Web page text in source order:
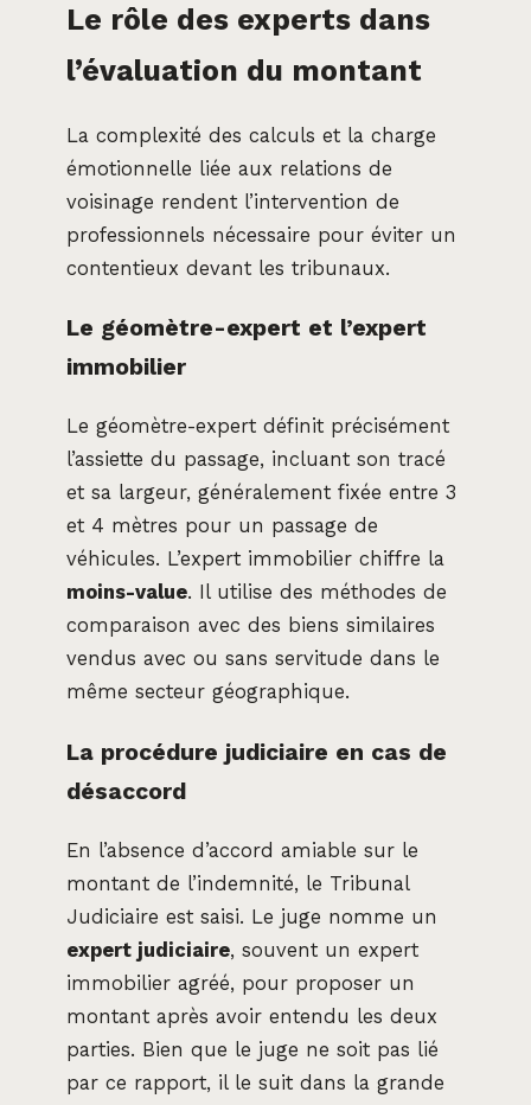
Le rôle des experts dans
l’évaluation du montant
La complexité des calculs et la charge
émotionnelle liée aux relations de
voisinage rendent l’intervention de
professionnels nécessaire pour éviter un
contentieux devant les tribunaux.
Le géomètre-expert et l’expert
immobilier
Le géomètre-expert définit précisément
l’assiette du passage, incluant son tracé
et sa largeur, généralement fixée entre 3
et 4 mètres pour un passage de
véhicules. L’expert immobilier chiffre la
moins-value. Il utilise des méthodes de
comparaison avec des biens similaires
vendus avec ou sans servitude dans le
même secteur géographique.
La procédure judiciaire en cas de
désaccord
En l’absence d’accord amiable sur le
montant de l’indemnité, le Tribunal
Judiciaire est saisi. Le juge nomme un
expert judiciaire, souvent un expert
immobilier agréé, pour proposer un
montant après avoir entendu les deux
parties. Bien que le juge ne soit pas lié
par ce rapport, il le suit dans la grande